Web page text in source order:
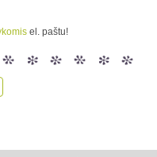
el. paštu!